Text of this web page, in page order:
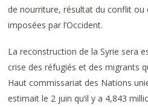
de nourriture, résultat du conflit ou
imposées par l’Occident.
La reconstruction de la Syrie sera
crise des réfugiés et des migrants
Haut commissariat des Nations
estimait le 2 juin qu’il y a 4,843